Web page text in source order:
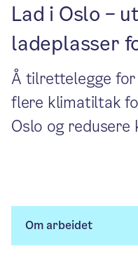
Lad i Oslo –
ladeplasser
Å tilrettelegge
flere klimatiltak
Oslo og redusere
Om arbeidet